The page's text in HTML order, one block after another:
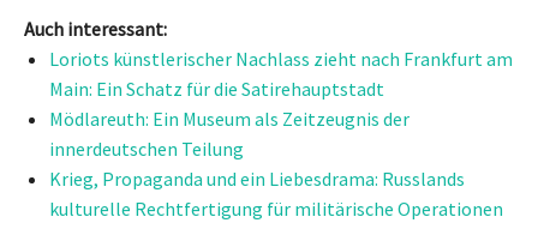
Auch interessant:
Loriots künstlerischer Nachlass zieht nach Frankfurt am
Main: Ein Schatz für die Satirehauptstadt
Mödlareuth: Ein Museum als Zeitzeugnis der
innerdeutschen Teilung
Krieg, Propaganda und ein Liebesdrama: Russlands
kulturelle Rechtfertigung für militärische Operationen